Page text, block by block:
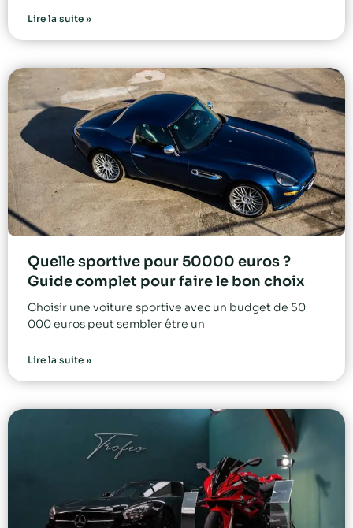
Lire la suite »
Quelle sportive pour 50000 euros ?
Guide complet pour faire le bon choix
Choisir une voiture sportive avec un budget de 50
000 euros peut sembler être un
Lire la suite »